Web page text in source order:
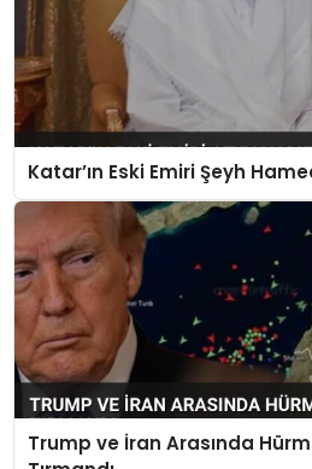
Katar’ın Eski Emiri Şeyh
Trump ve İran Arasında